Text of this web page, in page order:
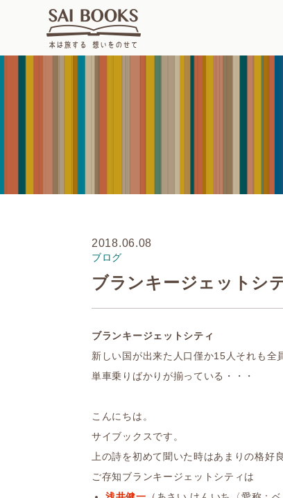
2018.06.08
ブログ
ブランキージェットシ
ブランキージェットシティ
新しい国が出来た人口僅か15人それも全
単車乗りばかりが揃っている・・・
こんにちは。
サイブックスです。
上の詩を初めて聞いた時はあまりの格好
ご存知ブランキージェットシティは